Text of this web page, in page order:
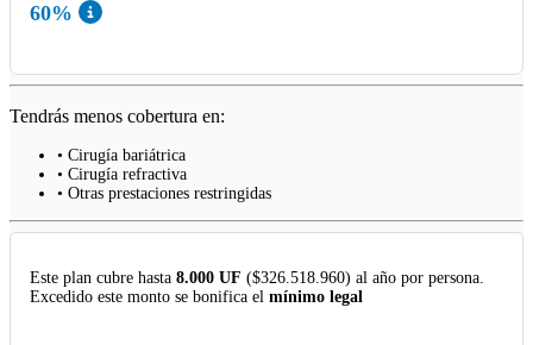
60%
Tendrás menos cobertura en:
• Cirugía bariátrica
• Cirugía refractiva
• Otras prestaciones restringidas
Este plan cubre hasta 8.000 UF ($326.518.960) al año por persona.
Excedido este monto se bonifica el mínimo legal